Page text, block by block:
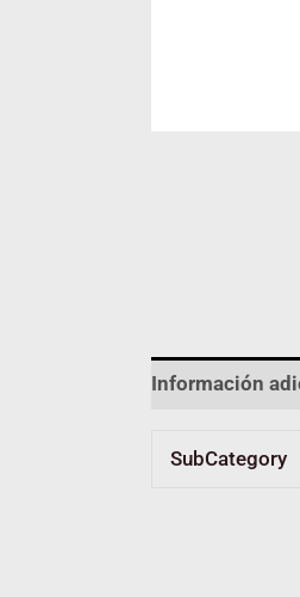
Información
SubCategory